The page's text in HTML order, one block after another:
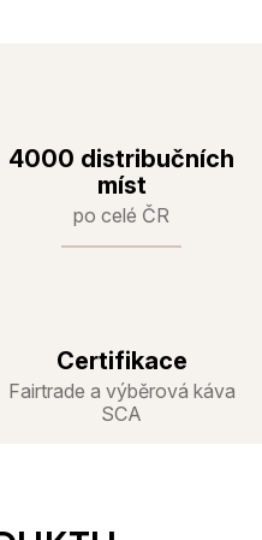
4000 distribučních
míst
po celé ČR
Certifikace
Fairtrade a výběrová káva
SCA